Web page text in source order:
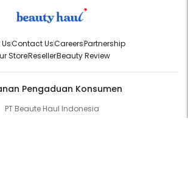
Contact UsCareersPartnership
StoreResellerBeauty Review
Pengaduan Konsumen
PT Beaute Haul Indonesia